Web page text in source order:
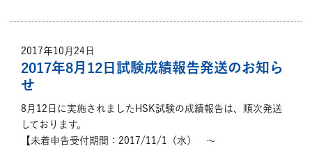
2017年10月24日
2017年8月12日試験成績報告発送のお知ら
せ
8月12日に実施されましたHSK試験の成績報告は、順次発送
しております。
【未着申告受付期間：2017/11/1（水） ～